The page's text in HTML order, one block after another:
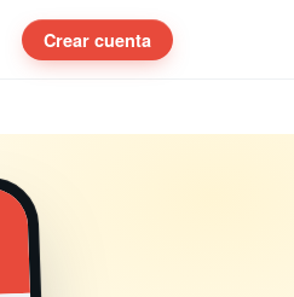
Crear cuenta